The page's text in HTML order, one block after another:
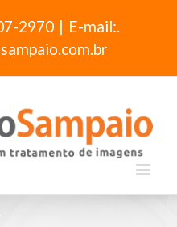
2970 | E-mail:.